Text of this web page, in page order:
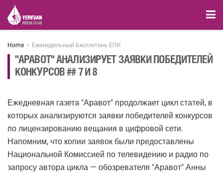
Home Еженедельный Бюллетень ЕПК
"АРАВОТ" АНАЛИЗИРУЕТ ЗАЯВКИ ПОБЕДИТЕЛЕЙ
КОНКУРСОВ ## 7 И 8
Ежедневная газета "Аравот" продолжает цикл статей, в
которых анализируются заявки победителей конкурсов
по лицензированию вещания в цифровой сети.
Напомним, что копии заявок были предоставлены
Национальной Комиссией по телевидению и радио по
запросу автора цикла — обозревателя "Аравот" Анны